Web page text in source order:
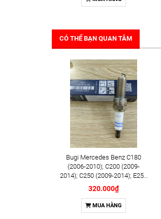
CÓ THỂ BẠN QUAN TÂM
Bugi Mercedes Benz C180
(2006-2010); C200 (2009-
2014); C250 (2009-2014); E250
(2009-2013); G500 (2008-
2015); GL450 (2006-2012),
S500 (2005-2011); SLK200
(2011-2015) chính hãng Bosch
320.000₫
MUA HÀNG